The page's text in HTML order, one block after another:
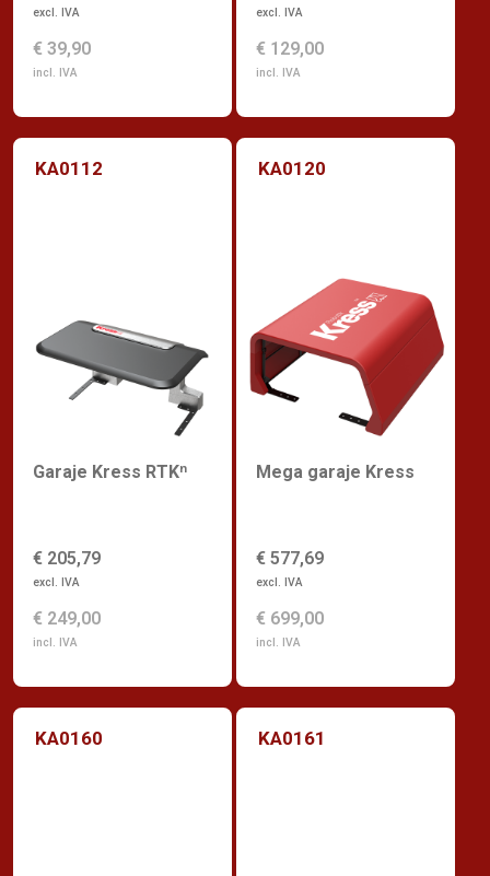
excl. IVA
€ 39,90
incl. IVA
excl. IVA
€ 129,00
incl. IVA
KA0112
Garaje Kress RTKⁿ
€ 205,79
excl. IVA
€ 249,00
incl. IVA
KA0120
Mega garaje Kress
€ 577,69
excl. IVA
€ 699,00
incl. IVA
KA0160 KA0161